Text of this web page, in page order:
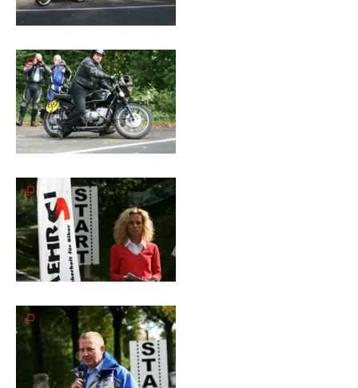
-
Kompatibilität
Unterfahrschutz
-
mit
in
Absenkung
Streckensicherung
Meldeformular
Flex.
Kurvenleittafel
Galerien
2026
Galerie
2025
Galerie